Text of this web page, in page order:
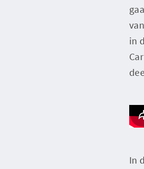
in
In